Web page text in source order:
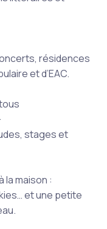
résidences
et d’EAC.
stages et
la maison :
et une petite